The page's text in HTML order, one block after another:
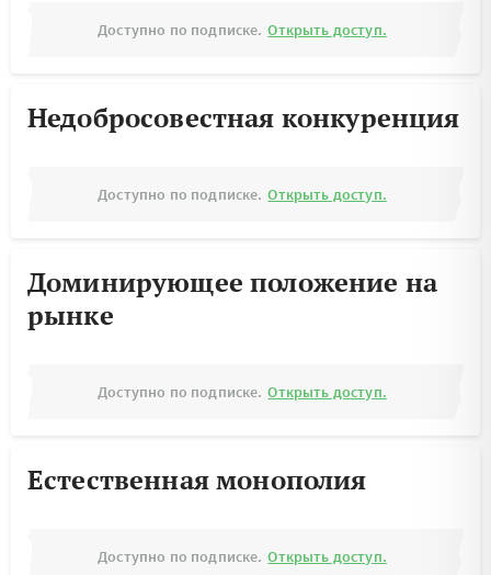
Доступно по подписке. Открыть доступ.
Недобросовестная конкуренция
Доступно по подписке. Открыть доступ.
Доминирующее положение на
рынке
Доступно по подписке. Открыть доступ.
Естественная монополия
Доступно по подписке. Открыть доступ.